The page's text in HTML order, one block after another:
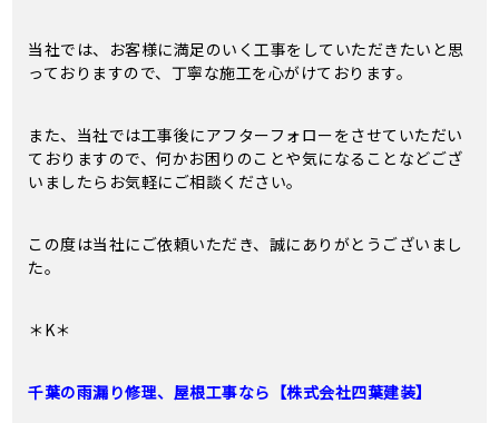
当社では、お客様に満足のいく工事をしていただきたいと思
っておりますので、丁寧な施工を心がけております。
また、当社では工事後にアフターフォローをさせていただい
ておりますので、何かお困りのことや気になることなどござ
いましたらお気軽にご相談ください。
この度は当社にご依頼いただき、誠にありがとうございまし
た。
＊K＊
千葉の雨漏り修理、屋根工事なら【株式会社四葉建装】